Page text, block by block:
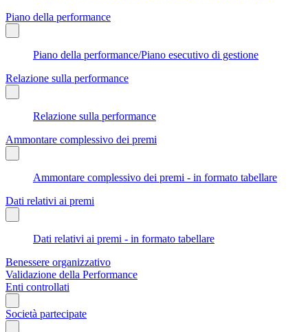
Piano della performance
Piano della performance/Piano esecutivo di gestione
Relazione sulla performance
Relazione sulla performance
Ammontare complessivo dei premi
Ammontare complessivo dei premi - in formato tabellare
Dati relativi ai premi
Dati relativi ai premi - in formato tabellare
Benessere organizzativo
Validazione della Performance
Enti controllati
Società partecipate